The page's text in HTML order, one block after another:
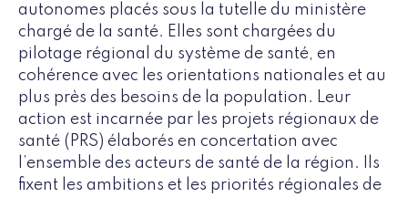
autonomes placés sous la tutelle du ministère
chargé de la santé. Elles sont chargées du
pilotage régional du système de santé, en
cohérence avec les orientations nationales et au
plus près des besoins de la population. Leur
action est incarnée par les projets régionaux de
santé (PRS) élaborés en concertation avec
l’ensemble des acteurs de santé de la région. Ils
fixent les ambitions et les priorités régionales de